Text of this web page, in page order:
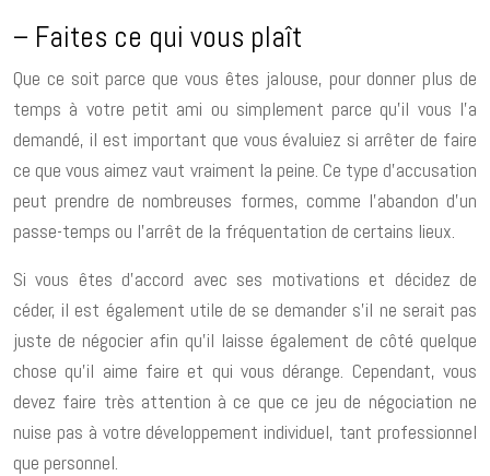
– Faites ce qui vous plaît
Que ce soit parce que vous êtes jalouse, pour donner plus de
temps à votre petit ami ou simplement parce qu’il vous l’a
demandé, il est important que vous évaluiez si arrêter de faire
ce que vous aimez vaut vraiment la peine. Ce type d’accusation
peut prendre de nombreuses formes, comme l’abandon d’un
passe-temps ou l’arrêt de la fréquentation de certains lieux.
Si vous êtes d’accord avec ses motivations et décidez de
céder, il est également utile de se demander s’il ne serait pas
juste de négocier afin qu’il laisse également de côté quelque
chose qu’il aime faire et qui vous dérange. Cependant, vous
devez faire très attention à ce que ce jeu de négociation ne
nuise pas à votre développement individuel, tant professionnel
que personnel.